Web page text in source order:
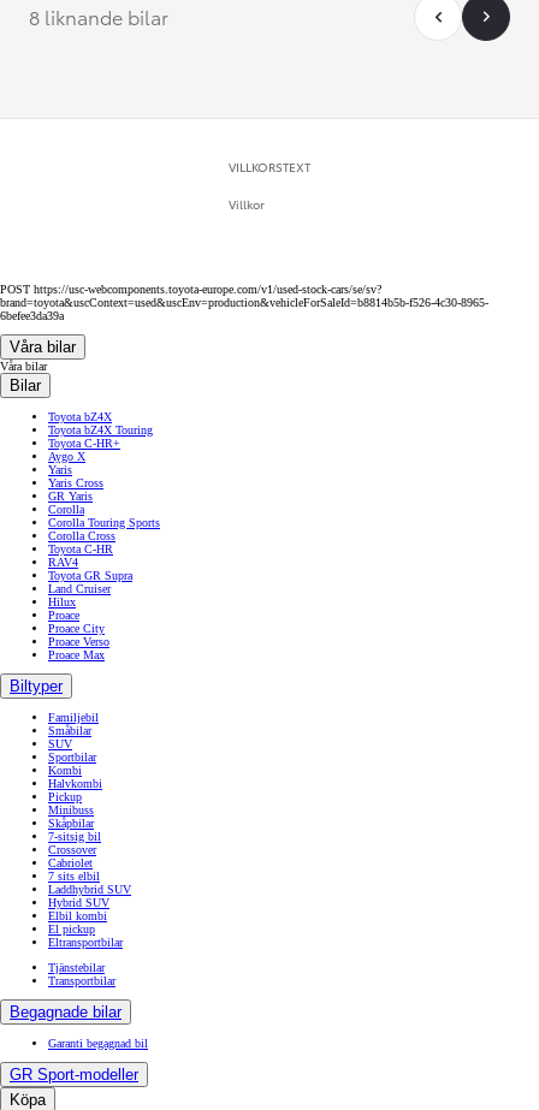
8 liknande bilar
VILLKORSTEXT
Villkor
POST https://usc-webcomponents.toyota-europe.com/v1/used-stock-cars/se/sv?
brand=toyota&uscContext=used&uscEnv=production&vehicleForSaleId=b8814b5b-f526-4c30-8965-
6befee3da39a
Våra bilar
Våra bilar
Bilar
Toyota bZ4X
Toyota bZ4X Touring
Toyota C-HR+
Aygo X
Yaris
Yaris Cross
GR Yaris
Corolla
Corolla Touring Sports
Corolla Cross
Toyota C-HR
RAV4
Toyota GR Supra
Land Cruiser
Hilux
Proace
Proace City
Proace Verso
Proace Max
Biltyper
Familjebil
Småbilar
SUV
Sportbilar
Kombi
Halvkombi
Pickup
Minibuss
Skåpbilar
7-sitsig bil
Crossover
Cabriolet
7 sits elbil
Laddhybrid SUV
Hybrid SUV
Elbil kombi
El pickup
Eltransportbilar
Tjänstebilar
Transportbilar
Begagnade bilar
Garanti begagnad bil
GR Sport-modeller
Köpa